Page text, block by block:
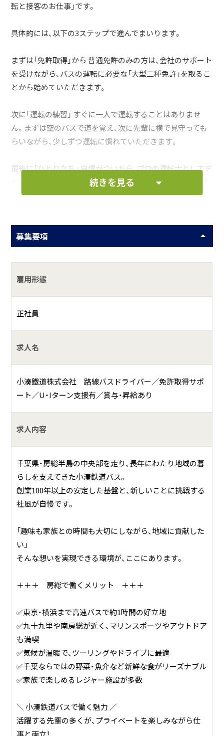
転と接客のお仕事」です。
具体的には、以下の3ステップで進んでまいります。
まずは「免許取得」から 普通免許のみの方は、会社のサポート
を受けながら、バスの運転に必要な「大型二種免許」を取るこ
とから始めていただきます。
次に「運転の練習」 すぐに一人で運転することはありませ
ん。まずは空のバスで道を覚え、次に先輩に横で見守っても
らいながら、少しずつ運転に慣れていただきます。
最後に「ひとり立ち」 自信がついたら、プロの運転士としてデ
ビューです。決められたルートを安全に運転し、地域の皆様
の移動をお手伝いいただきます。
「しっかりと研修を受けた後、地元の路線バスを運転する」と
いうお仕事です。
お仕事の一例として、以下のような業務を想定し
ています。
車両の点検・清掃
安全な運転と運行管理
お客様への接客・ご案内
運賃の管理と確認
終業時の報告と翌日の確など
何をしている会社？
小湊鉄道株式会社は、「千葉県を中心に、公共交通機関（バス・
鉄道）を運営している老舗企業」です。
事業内容は、大きく分けて以下の3点に集約されます。
広いエリアで路線バスを運行し、地域住民の方々の「日々の
生活の足」を支えています。
■鉄道事業（観光と伝統） 大正時代から続くローカル線を運
人気があり、千葉の景勝地としての役割も担っています。
風景を守り、地域の魅力を発信する「里おこし」の活動にも注
力しているのが特徴です。
「100年以上にわたり、千葉の暮らしに寄り添い、地域の発展
に貢献し続けている公共インフラ企業」です。
続きを見る
募集要項
雇用形態
正社員
求人名
小湊鐵道株式会社 路線バスドライバー／免許取得サポ
ート／U・Iターン支援有／賞与・昇給あり
求人内容
千葉県・房総半島の中央部を走り、長年にわたり地域の暮
らしを支えてきた小湊鉄道バス。
創業100年以上の安定した基盤と、新しいことに挑戦する
社風が自慢です。
「趣味も家族との時間も大切にしながら、地域に貢献した
い」
そんな想いを実現できる環境が、ここにあります。
＋＋＋ 房総で働くメリット ＋＋＋
✅東京・横浜まで高速バスで約1時間の好立地
✅九十九里や南房総が近く、マリンスポーツやアウトドア
も満喫
✅気候が温暖で、ツーリングやドライブに最適
✅千葉ならではの野菜・魚介など新鮮な食がリーズナブル
✅家族で楽しめるレジャー施設が多数
＼ 小湊鉄道バスで働く魅力 ／
活躍する先輩の多くが、プライベートを楽しみながら仕